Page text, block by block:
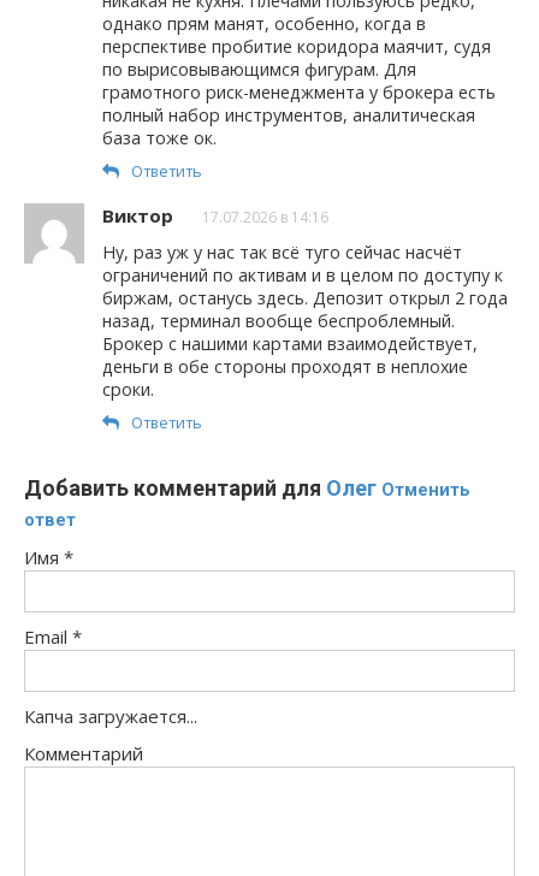
однако прям манят, особенно, когда в
перспективе пробитие коридора маячит, судя
по вырисовывающимся фигурам. Для
грамотного риск-менеджмента у брокера есть
полный набор инструментов, аналитическая
база тоже ок.
Ответить
Виктор 17.07.2026 в 14:16
Ну, раз уж у нас так всё туго сейчас насчёт
ограничений по активам и в целом по доступу к
биржам, останусь здесь. Депозит открыл 2 года
назад, терминал вообще беспроблемный.
Брокер с нашими картами взаимодействует,
деньги в обе стороны проходят в неплохие
сроки.
Ответить
Добавить комментарий для Олег Отменить
ответ
Имя *
Email *
Капча загружается...
Комментарий